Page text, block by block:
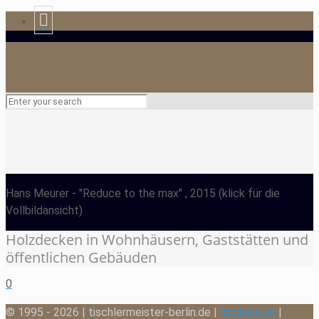
Hans Meurer - "Reduce to the max" , 2015 (klick für die
Vollbildansicht)
Holzdecken in Wohnhäusern, Gaststätten und
öffentlichen Gebäuden
0
© 1995 - 2026 | tischlermeister-berlin.de | Impressum